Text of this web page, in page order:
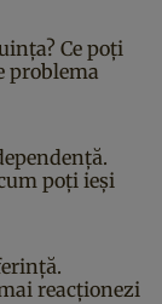
Ce poți
problema
poți ieși
reacționezi